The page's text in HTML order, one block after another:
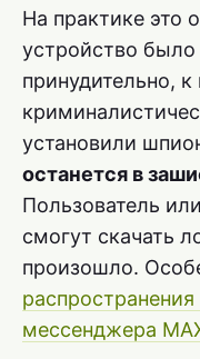
На практике это
устройство
принудительно,
установили
останется в
Пользователь
смогут скачать
произошло.
мессенджера